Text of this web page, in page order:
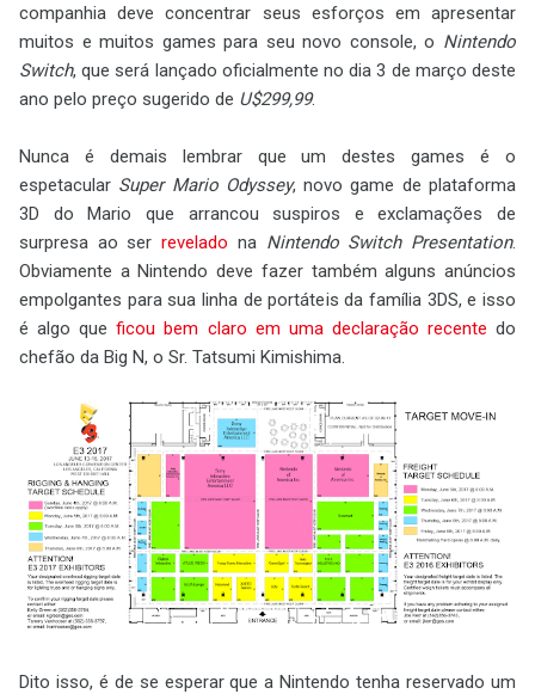
companhia deve concentrar seus esforços em apresentar
muitos e muitos games para seu novo console, o Nintendo
Switch, que será lançado oficialmente no dia 3 de março deste
ano pelo preço sugerido de U$299,99.
Nunca é demais lembrar que um destes games é o
espetacular Super Mario Odyssey, novo game de plataforma
3D do Mario que arrancou suspiros e exclamações de
surpresa ao serrevelado na Nintendo Switch Presentation.
Obviamente a Nintendo deve fazer também alguns anúncios
empolgantes para sua linha de portáteis da família 3DS, e isso
é algo queficou bem claro em uma declaração recente do
chefão da Big N, o Sr. Tatsumi Kimishima.
Dito isso, é de se esperar que a Nintendo tenha reservado um